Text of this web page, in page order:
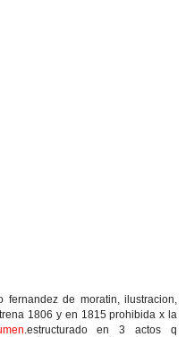
fernandez de moratin, ilustracion,
1806 y en 1815 prohibida x la
.estructurado en 3 actos q